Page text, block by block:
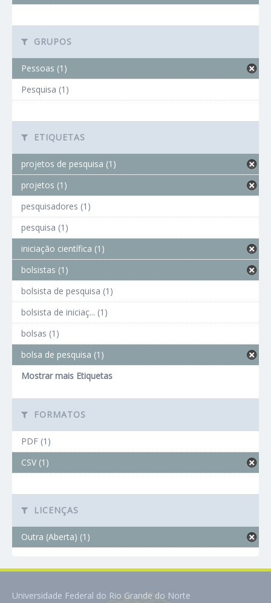
GRUPOS
Pessoas (1)
Pesquisa (1)
ETIQUETAS
projetos de pesquisa (1)
projetos (1)
pesquisadores (1)
pesquisa (1)
iniciação científica (1)
bolsistas (1)
bolsista de pesquisa (1)
bolsista de iniciaç... (1)
bolsas (1)
bolsa de pesquisa (1)
Mostrar mais Etiquetas
FORMATOS
PDF (1)
CSV (1)
LICENÇAS
Outra (Aberta) (1)
Universidade Federal do Rio Grande do Norte